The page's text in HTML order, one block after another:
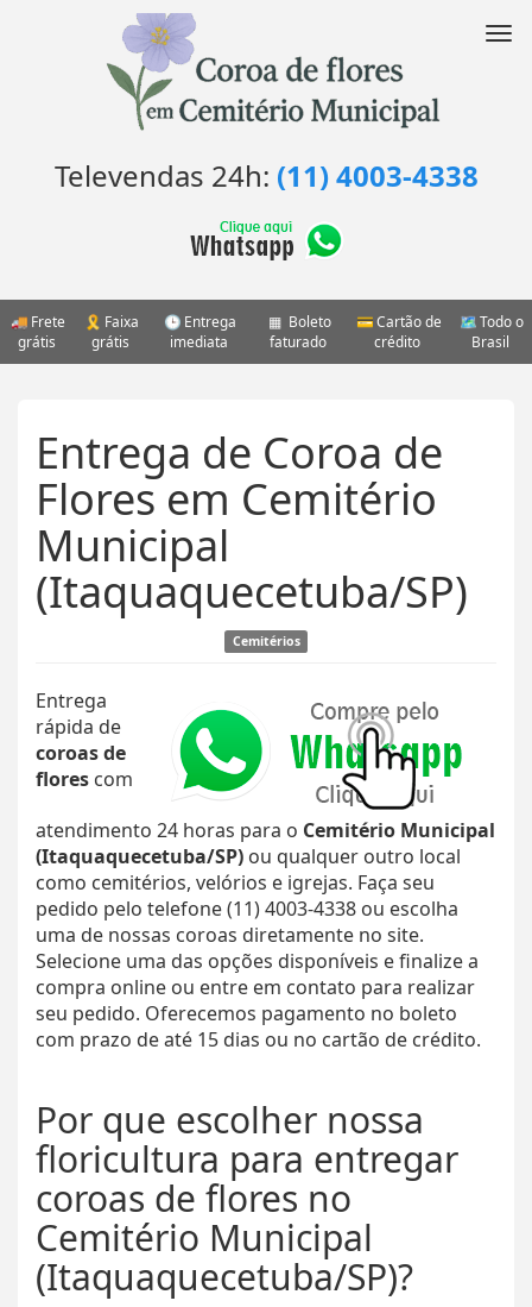
Televendas 24h: (11) 4003-4338
Frete
grátis
Faixa
grátis
Entrega
imediata
Boleto
faturado
Cartão de
crédito
Todo o
Brasil
Entrega de Coroa de
Flores em Cemitério
Municipal
(Itaquaquecetuba/SP)
Cemitérios
Entrega
rápida de
coroas de
flores com
atendimento 24 horas para o Cemitério Municipal
(Itaquaquecetuba/SP) ou qualquer outro local
como cemitérios, velórios e igrejas. Faça seu
pedido pelo telefone (11) 4003-4338 ou escolha
uma de nossas coroas diretamente no site.
Selecione uma das opções disponíveis e finalize a
compra online ou entre em contato para realizar
seu pedido. Oferecemos pagamento no boleto
com prazo de até 15 dias ou no cartão de crédito.
Por que escolher nossa
floricultura para entregar
coroas de flores no
Cemitério Municipal
(Itaquaquecetuba/SP)?